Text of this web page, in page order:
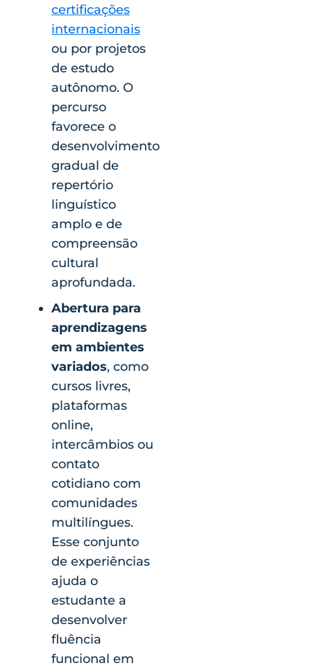
certificações
internacionais
ou por projetos
de estudo
autônomo. O
percurso
favorece o
desenvolvimento
gradual de
repertório
linguístico
amplo e de
compreensão
cultural
aprofundada.
Abertura para
aprendizagens
em ambientes
variados, como
cursos livres,
plataformas
online,
intercâmbios ou
contato
cotidiano com
comunidades
multilíngues.
Esse conjunto
de experiências
ajuda o
estudante a
desenvolver
fluência
funcional em